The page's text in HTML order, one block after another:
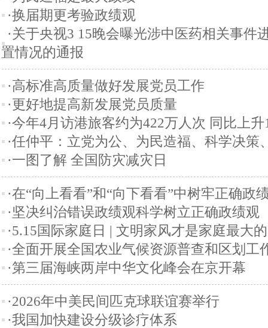
·换届期更考验政绩观
·关于央视3 15晚会曝光涉中医药相关事件
置情况的通报
·高标准高质量做好发展党员工作
·更好地提高新发展党员质量
·今年4月访港旅客约为422万人次 同比上升
·任仲平：立党为公、为民造福、科学决策
·一图了解 全国防灾减灾日
·在“向上看看”和“向下看看”中树牢正确政
·坚决纠治错误政绩观科学树立正确政绩观
·5.15国际家庭日 | 文明家风才是家庭最大
·全面开展全国农业气候资源普查和区划工
·第三届海峡两岸中华文化峰会在京开幕
·2026年中美民间匹克球联谊赛举行
·我国加快建设分级诊疗体系